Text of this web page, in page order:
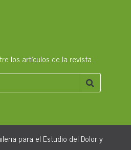
los artículos de la revista.
para el Estudio del Dolor y